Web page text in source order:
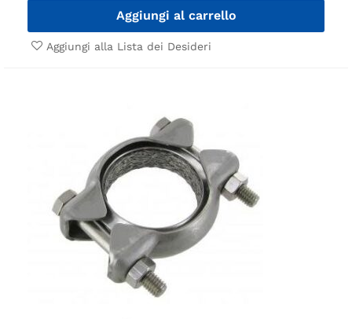
Aggiungi al carrello
Aggiungi alla Lista dei Desideri